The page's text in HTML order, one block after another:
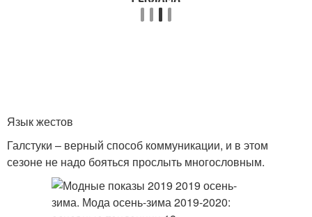
Язык жестов
Галстуки – верный способ коммуникации, и в этом
сезоне не надо бояться прослыть многословным.